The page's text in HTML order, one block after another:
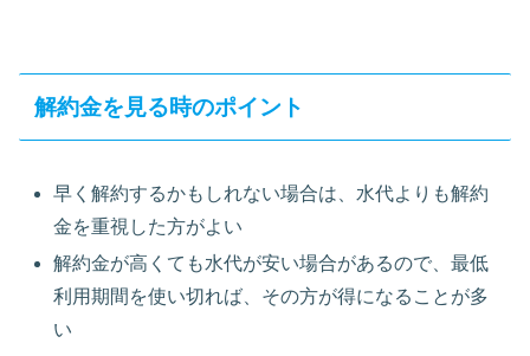
解約金を見る時のポイント
早く解約するかもしれない場合は、水代よりも解約
金を重視した方がよい
解約金が高くても水代が安い場合があるので、最低
利用期間を使い切れば、その方が得になることが多
い